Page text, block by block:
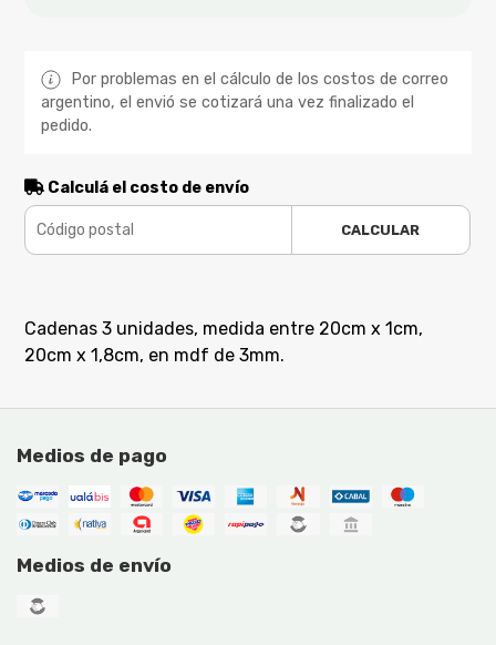
Por problemas en el cálculo de los costos de correo
argentino, el envió se cotizará una vez finalizado el
pedido.
Calculá el costo de envío
CALCULAR
Cadenas 3 unidades, medida entre 20cm x 1cm,
20cm x 1,8cm, en mdf de 3mm.
Medios de pago
Medios de envío